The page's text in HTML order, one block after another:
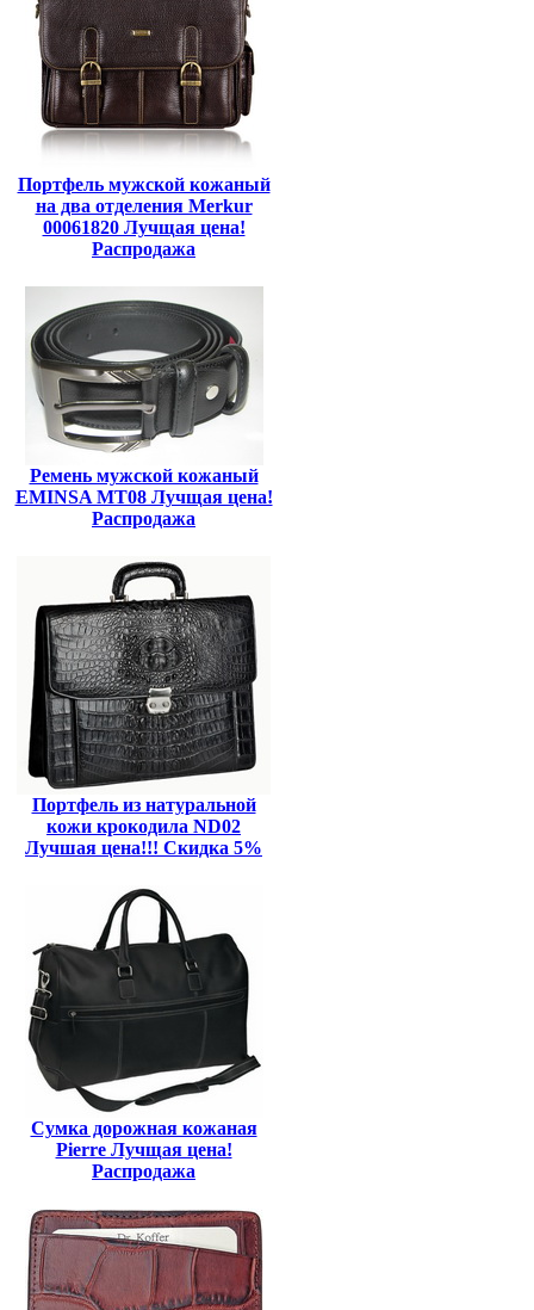
Портфель мужской кожаный
на два отделения Merkur
00061820 Лучщая цена!
Распродажа
Ремень мужской кожаный
EMINSA MT08 Лучщая цена!
Распродажа
Портфель из натуральной
кожи крокодила ND02
Лучшая цена!!! Скидка 5%
Сумка дорожная кожаная
Pierre Лучщая цена!
Распродажа